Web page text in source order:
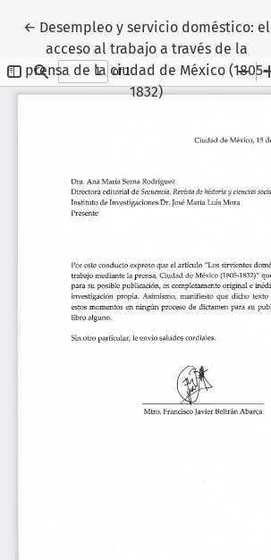
← Volver a los detalles del artículo
Desempleo y servicio doméstico: el
acceso al trabajo a través de la
prensa de la ciudad de México (1805-
1832)